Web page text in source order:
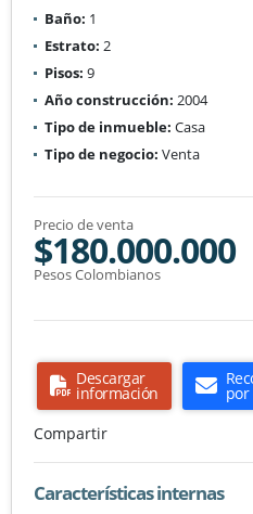
Baño: 1
Estrato: 2
Pisos: 9
Año construcción: 2004
Tipo de inmueble: Casa
Tipo de negocio: Venta
Precio de venta
$180.000.000
Pesos Colombianos
Descargar
información
por
Compartir
Características internas